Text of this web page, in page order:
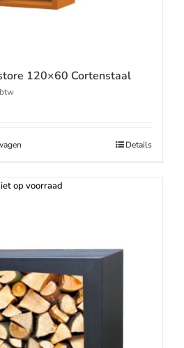
120×60 Cortenstaal
Details
op voorraad